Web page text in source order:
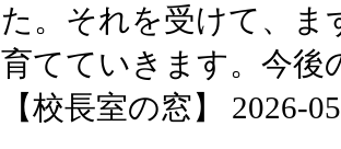
た。それを受けて、
育てていきます。今後
【校長室の窓】 2026-